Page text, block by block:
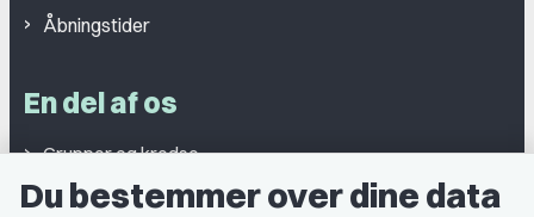
Åbningstider
En del af os
Grupper og kredse
Studentergrupper
Du bestemmer over dine data